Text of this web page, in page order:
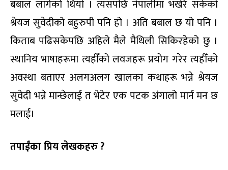
बबाल लागेको थियो । त्यसपछि नेपालीमा भर्खरै सकेको
श्रेयज सुवेदीको बहुरुपी पनि हो । अति बबाल छ यो पनि ।
किताब पढिसकेपछि अहिले मैले मैथिली सिकिरहेको छु ।
स्थानिय भाषाहरूमा त्यहीँको लवजहरू प्रयोग गरेर त्यहीँको
अवस्था बताएर अलगअलग खालका कथाहरू भन्ने श्रेयज
सुवेदी भन्ने मान्छेलाई त भेटेर एक पटक अंगालो मार्न मन छ
मलाई।
तपाईंका प्रिय लेखकहरु ?